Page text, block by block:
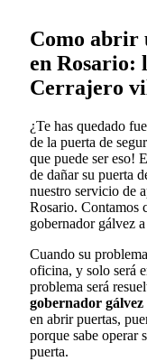
Como abrir
en Rosario:
Cerrajero
¿Te has quedado
de la puerta de
que puede ser eso!
de dañar su puerta
nuestro servicio de
Rosario. Contamos
gobernador gálvez
Cuando su
oficina, y solo será
problema será
gobernador gálvez
en abrir puertas,
porque sabe operar
puerta.